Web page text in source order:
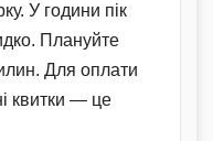
У години пік
Плануйте
Для оплати
квитки — це